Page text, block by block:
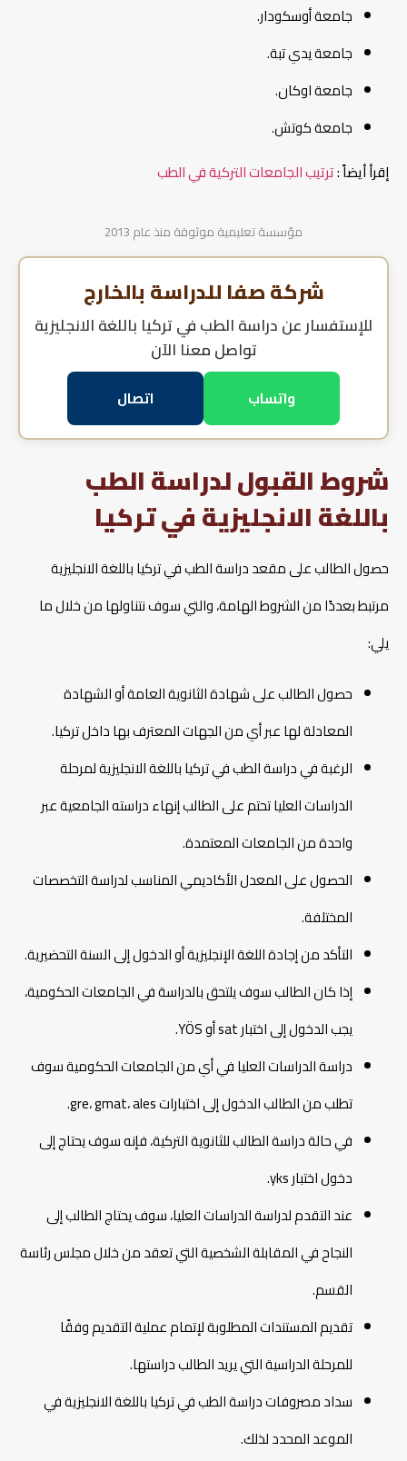
جامعة أوسكودار.
جامعة يدي تبة.
جامعة اوكان.
جامعة كوتش.
إقرأ أيضاً :ترتيب الجامعات التركية في الطب
مؤسسة تعليمية موثوقة منذ عام 2013
شركة صفا للدراسة بالخارج
للإستفسار عندراسة الطب في تركيا باللغة الانجليزية
تواصل معنا الآن
واتساب اتصال
شروط القبول لدراسة الطب
باللغة الانجليزية في تركيا
حصول الطالب على مقعد دراسة الطب في تركيا باللغة الانجليزية
مرتبط بعددًا من الشروط الهامة، والتي سوف نتناولها من خلال ما
يلي:
حصول الطالب على شهادة الثانوية العامة أو الشهادة
المعادلة لها عبر أي من الجهات المعترف بها داخل تركيا.
الرغبة في دراسة الطب في تركيا باللغة الانجليزية لمرحلة
الدراسات العليا تحتم على الطالب إنهاء دراسته الجامعية عبر
واحدة من الجامعات المعتمدة.
الحصول على المعدل الأكاديمي المناسب لدراسة التخصصات
المختلفة.
التأكد من إجادة اللغة الإنجليزية أو الدخول إلى السنة التحضيرية.
إذا كان الطالب سوف يلتحق بالدراسة في الجامعات الحكومية،
يجب الدخول إلى اختبار sat أو YÖS.
دراسة الدراسات العليا في أي من الجامعات الحكومية سوف
تطلب من الطالب الدخول إلى اختبارات gre، gmat، ales.
في حالة دراسة الطالب للثانوية التركية، فإنه سوف يحتاج إلى
دخول اختبار yks.
عند التقدم لدراسة الدراسات العليا، سوف يحتاج الطالب إلى
النجاح في المقابلة الشخصية التي تعقد من خلال مجلس رئاسة
القسم.
تقديم المستندات المطلوبة لإتمام عملية التقديم وفقًا
للمرحلة الدراسية التي يريد الطالب دراستها.
سداد مصروفات دراسة الطب في تركيا باللغة الانجليزية في
الموعد المحدد لذلك.